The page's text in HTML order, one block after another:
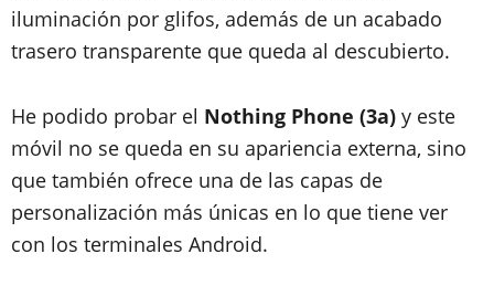
iluminación por glifos, además de un acabado
trasero transparente que queda al descubierto.
He podido probar el Nothing Phone (3a) y este
móvil no se queda en su apariencia externa, sino
que también ofrece una de las capas de
personalización más únicas en lo que tiene ver
con los terminales Android.